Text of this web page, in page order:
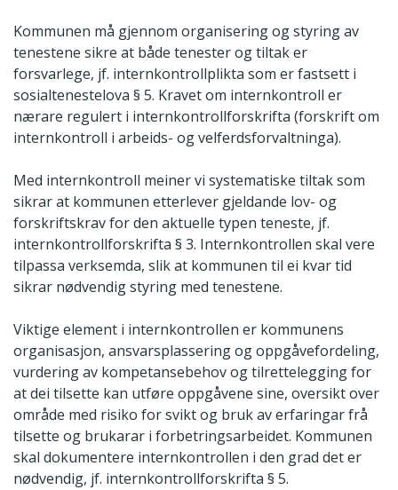
Kommunen må gjennom organisering og styring av
tenestene sikre at både tenester og tiltak er
forsvarlege, jf. internkontrollplikta som er fastsett i
sosialtenestelova § 5. Kravet om internkontroll er
nærare regulert i internkontrollforskrifta (forskrift om
internkontroll i arbeids- og velferdsforvaltninga).
Med internkontroll meiner vi systematiske tiltak som
sikrar at kommunen etterlever gjeldande lov- og
forskriftskrav for den aktuelle typen teneste, jf.
internkontrollforskrifta § 3. Internkontrollen skal vere
tilpassa verksemda, slik at kommunen til ei kvar tid
sikrar nødvendig styring med tenestene.
Viktige element i internkontrollen er kommunens
organisasjon, ansvarsplassering og oppgåvefordeling,
vurdering av kompetansebehov og tilrettelegging for
at dei tilsette kan utføre oppgåvene sine, oversikt over
område med risiko for svikt og bruk av erfaringar frå
tilsette og brukarar i forbetringsarbeidet. Kommunen
skal dokumentere internkontrollen i den grad det er
nødvendig, jf. internkontrollforskrifta § 5.